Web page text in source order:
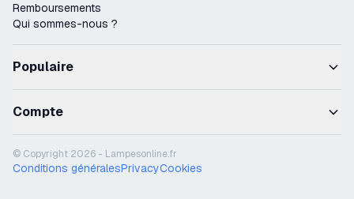
Remboursements
Qui sommes-nous ?
Populaire
Compte
© Copyright 2026 - Lampesonline.fr
Conditions généralesPrivacyCookies